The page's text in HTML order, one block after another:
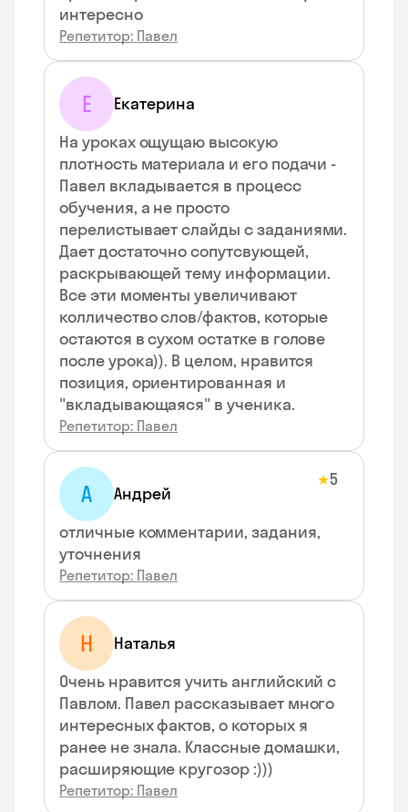
интересно
Репетитор: Павел
Е
Екатерина
На уроках ощущаю высокую
плотность материала и его подачи -
Павел вкладывается в процесс
обучения, а не просто
перелистывает слайды с заданиями.
Дает достаточно сопутсвующей,
раскрывающей тему информации.
Все эти моменты увеличивают
колличество слов/фактов, которые
остаются в сухом остатке в голове
после урока)). В целом, нравится
позиция, ориентированная и
"вкладывающаяся" в ученика.
Репетитор: Павел
А Андрей
★5
отличные комментарии, задания,
уточнения
Репетитор: Павел
Н
Наталья
Очень нравится учить английский с
Павлом. Павел рассказывает много
интересных фактов, о которых я
ранее не знала. Классные домашки,
расширяющие кругозор :)))
Репетитор: Павел